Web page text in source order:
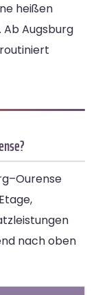
heißen
Augsburg
nach oben